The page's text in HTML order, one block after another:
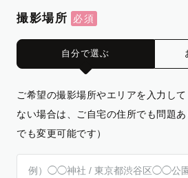
撮影場所
自分で選ぶ
ご希望の撮影場所やエリアを入力し
ない場合は、ご自宅の住所でも問題
でも変更可能です）